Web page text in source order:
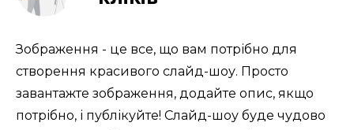
Зображення - це все, що вам потрібно для
створення красивого слайд-шоу. Просто
завантажте зображення, додайте опис, якщо
потрібно, і публікуйте! Слайд-шоу буде чудово